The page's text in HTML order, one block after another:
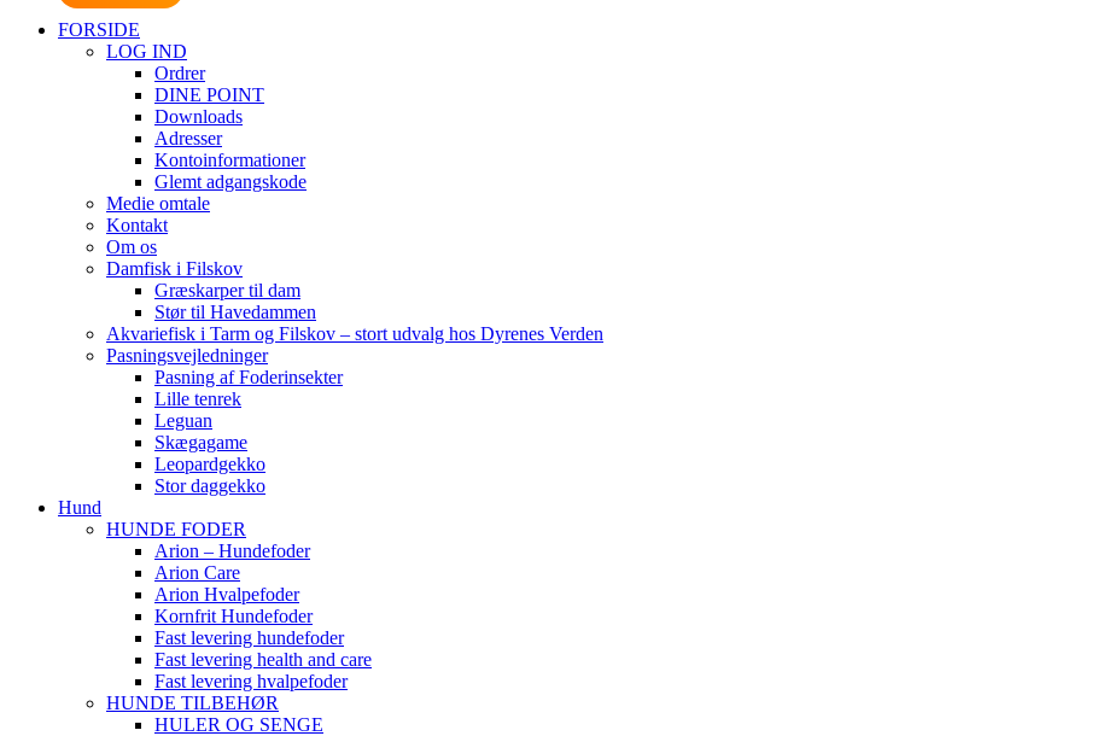
FORSIDE
LOG IND
Ordrer
DINE POINT
Downloads
Adresser
Kontoinformationer
Glemt adgangskode
Medie omtale
Kontakt
Om os
Damfisk i Filskov
Græskarper til dam
Stør til Havedammen
Akvariefisk i Tarm og Filskov – stort udvalg hos Dyrenes Verden
Pasningsvejledninger
Pasning af Foderinsekter
Lille tenrek
Leguan
Skægagame
Leopardgekko
Stor daggekko
Hund
HUNDE FODER
Arion – Hundefoder
Arion Care
Arion Hvalpefoder
Kornfrit Hundefoder
Fast levering hundefoder
Fast levering health and care
Fast levering hvalpefoder
HUNDE TILBEHØR
HULER OG SENGE